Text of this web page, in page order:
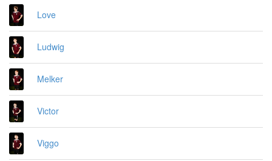
Love
Ludwig
Melker
Victor
Viggo